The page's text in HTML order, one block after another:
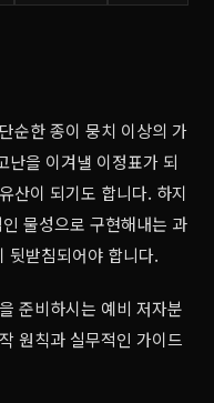
순한 종이 뭉치 이상의 가
난을 이겨낼 이정표가 되
산이 되기도 합니다. 하지
물성으로 구현해내는 과
뒷받침되어야 합니다.
준비하시는 예비 저자분
원칙과 실무적인 가이드